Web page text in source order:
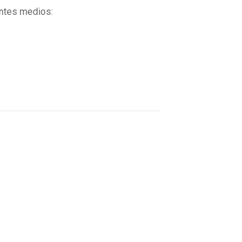
medios: